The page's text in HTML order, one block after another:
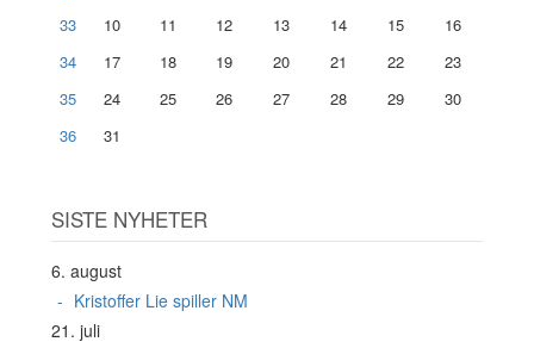
33
10 11 12 13 14 15
16
34
17 18 19 20 21 22
23
35
24 25 26 27 28 29
30
36
31
SISTE NYHETER
6. august
Kristoffer Lie spiller NM
21. juli